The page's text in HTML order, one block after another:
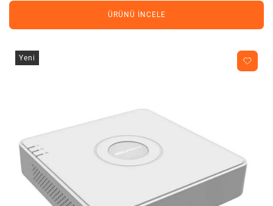
ÜRÜNÜ İNCELE
Yeni